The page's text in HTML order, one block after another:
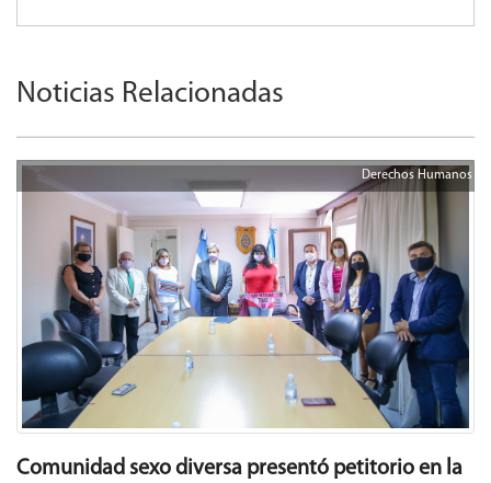
Noticias Relacionadas
Derechos Humanos
Comunidad sexo diversa presentó petitorio en la